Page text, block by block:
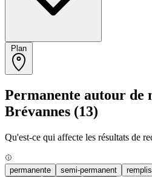
Permanente autour de
Brévannes (13)
Qu'est-ce qui affecte les résultats de
permanente semi-permanent